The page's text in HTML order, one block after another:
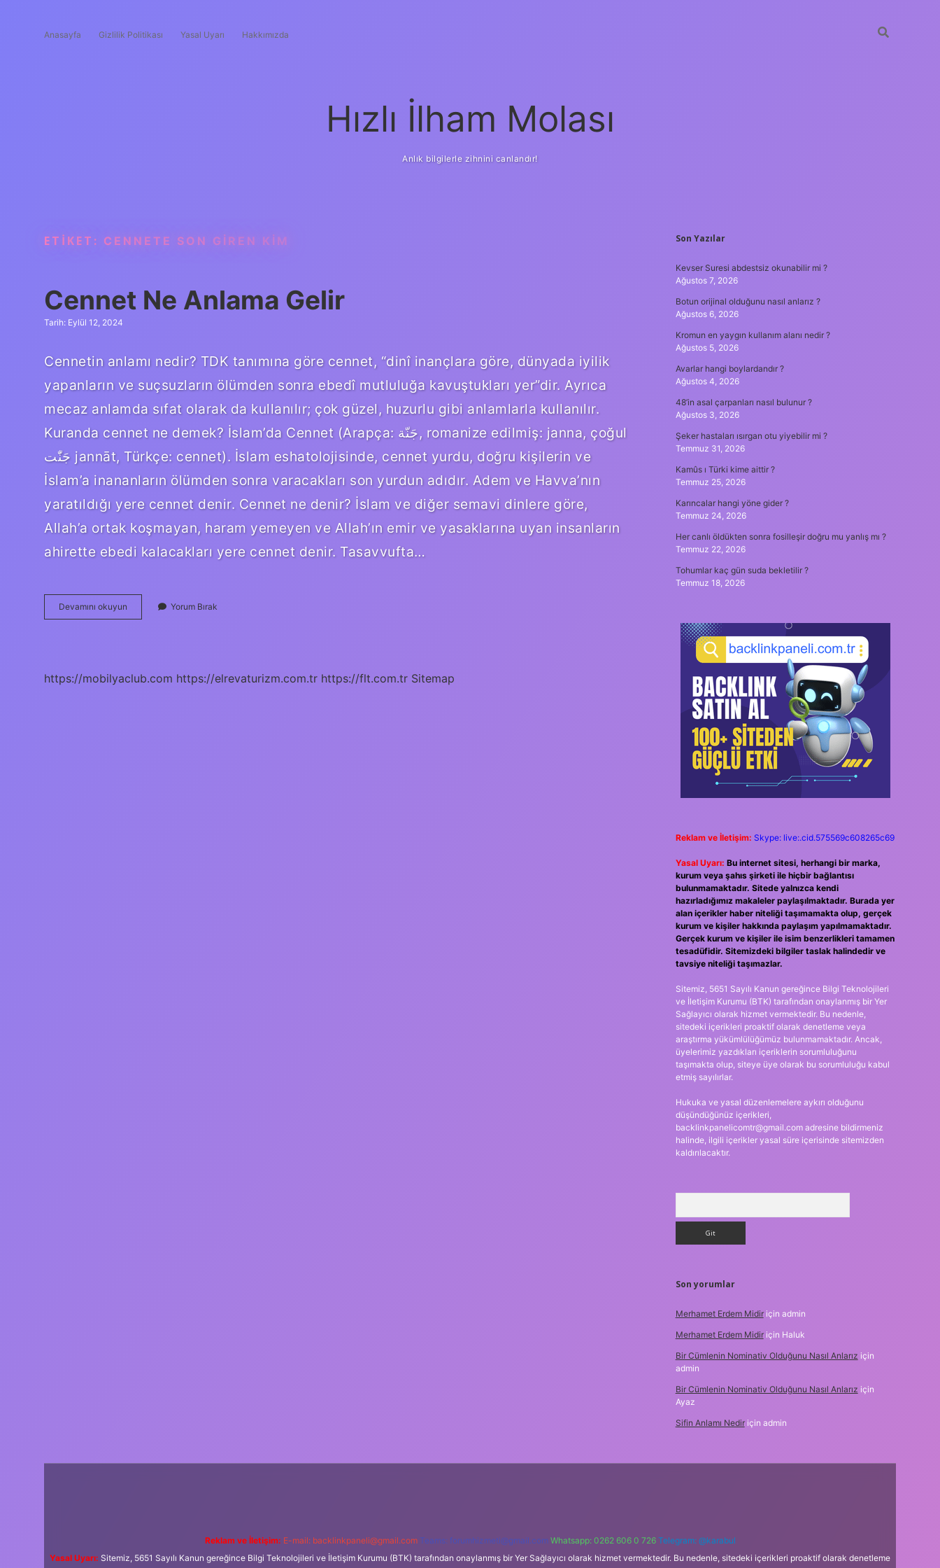
Anasayfa Gizlilik Politikası Yasal Uyarı Hakkımızda
Hızlı İlham Molası
Anlık bilgilerle zihnini canlandır!
ETIKET: CENNETE SON GIREN KIM
Cennet Ne Anlama Gelir
Tarih: Eylül 12, 2024
Cennetin anlamı nedir? TDK tanımına göre cennet, “dinî inançlara göre, dünyada iyilik
yapanların ve suçsuzların ölümden sonra ebedî mutluluğa kavuştukları yer”dir. Ayrıca
mecaz anlamda sıfat olarak da kullanılır; çok güzel, huzurlu gibi anlamlarla kullanılır.
Kuranda cennet ne demek? İslam’da Cennet (Arapça: جَنّة‎, romanize edilmiş: janna, çoğul
جَنّٰت jannāt, Türkçe: cennet). İslam eshatolojisinde, cennet yurdu, doğru kişilerin ve
İslam’a inananların ölümden sonra varacakları son yurdun adıdır. Adem ve Havva’nın
yaratıldığı yere cennet denir. Cennet ne denir? İslam ve diğer semavi dinlere göre,
Allah’a ortak koşmayan, haram yemeyen ve Allah’ın emir ve yasaklarına uyan insanların
ahirette ebedi kalacakları yere cennet denir. Tasavvufta…
Devamını okuyun
Ne
Yorum Bırak
https://mobilyaclub.com https://elrevaturizm.com.tr https://flt.com.tr Sitemap
SIDEBAR
Son Yazılar
Kevser Suresi abdestsiz okunabilir mi ?
Ağustos 7, 2026
Botun orijinal olduğunu nasıl anlarız ?
Ağustos 6, 2026
Kromun en yaygın kullanım alanı nedir ?
Ağustos 5, 2026
Avarlar hangi boylardandır ?
Ağustos 4, 2026
48’in asal çarpanları nasıl bulunur ?
Ağustos 3, 2026
Şeker hastaları ısırgan otu yiyebilir mi ?
Temmuz 31, 2026
Kamûs ı Türki kime aittir ?
Temmuz 25, 2026
Karıncalar hangi yöne gider ?
Temmuz 24, 2026
Her canlı öldükten sonra fosilleşir doğru mu yanlış mı ?
Temmuz 22, 2026
Tohumlar kaç gün suda bekletilir ?
Temmuz 18, 2026
Reklam ve İletişim: Skype: live:.cid.575569c608265c69
Yasal Uyarı: Bu internet sitesi, herhangi bir marka,
kurum veya şahıs şirketi ile hiçbir bağlantısı
bulunmamaktadır. Sitede yalnızca kendi
hazırladığımız makaleler paylaşılmaktadır. Burada yer
alan içerikler haber niteliği taşımamakta olup, gerçek
kurum ve kişiler hakkında paylaşım yapılmamaktadır.
Gerçek kurum ve kişiler ile isim benzerlikleri tamamen
tesadüfidir. Sitemizdeki bilgiler taslak halindedir ve
tavsiye niteliği taşımazlar.
Sitemiz, 5651 Sayılı Kanun gereğince Bilgi Teknolojileri
ve İletişim Kurumu (BTK) tarafından onaylanmış bir Yer
Sağlayıcı olarak hizmet vermektedir. Bu nedenle,
sitedeki içerikleri proaktif olarak denetleme veya
araştırma yükümlülüğümüz bulunmamaktadır. Ancak,
üyelerimiz yazdıkları içeriklerin sorumluluğunu
taşımakta olup, siteye üye olarak bu sorumluluğu kabul
etmiş sayılırlar.
Hukuka ve yasal düzenlemelere aykırı olduğunu
düşündüğünüz içerikleri,
backlinkpanelicomtr@gmail.comadresine bildirmeniz
halinde, ilgili içerikler yasal süre içerisinde sitemizden
kaldırılacaktır.
Son yorumlar
Merhamet Erdem Midiriçin admin
Merhamet Erdem Midiriçin Haluk
Bir Cümlenin Nominativ Olduğunu Nasıl Anlarız için
admin
Bir Cümlenin Nominativ Olduğunu Nasıl Anlarız için
Ayaz
Sifin Anlamı Nediriçin admin
Reklam ve İletişim: E-mail: backlinkpaneli@gmail.com Teams: forumhizmeti@gmail.com Whatsapp: 0262 606 0 726 Telegram: @karabul
Yasal Uyarı: Sitemiz, 5651 Sayılı Kanun gereğince Bilgi Teknolojileri ve İletişim Kurumu (BTK) tarafından onaylanmış bir Yer Sağlayıcı olarak hizmet vermektedir. Bu nedenle, sitedeki içerikleri proaktif olarak denetleme